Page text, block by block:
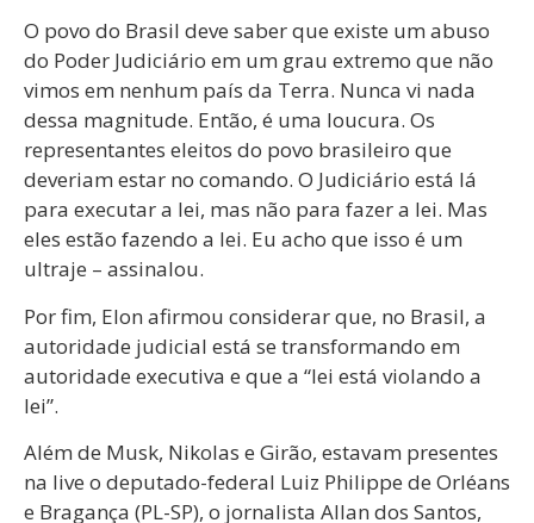
O povo do Brasil deve saber que existe um abuso
do Poder Judiciário em um grau extremo que não
vimos em nenhum país da Terra. Nunca vi nada
dessa magnitude. Então, é uma loucura. Os
representantes eleitos do povo brasileiro que
deveriam estar no comando. O Judiciário está lá
para executar a lei, mas não para fazer a lei. Mas
eles estão fazendo a lei. Eu acho que isso é um
ultraje – assinalou.
Por fim, Elon afirmou considerar que, no Brasil, a
autoridade judicial está se transformando em
autoridade executiva e que a “lei está violando a
lei”.
Além de Musk, Nikolas e Girão, estavam presentes
na live o deputado-federal Luiz Philippe de Orléans
e Bragança (PL-SP), o jornalista Allan dos Santos,